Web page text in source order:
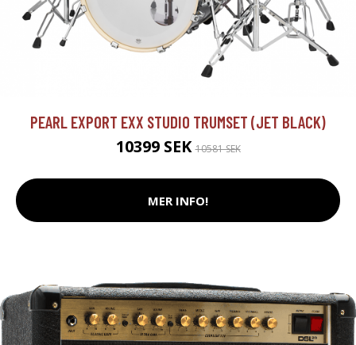
PEARL EXPORT EXX STUDIO TRUMSET (JET BLACK)
10399 SEK10581 SEK
MER INFO!